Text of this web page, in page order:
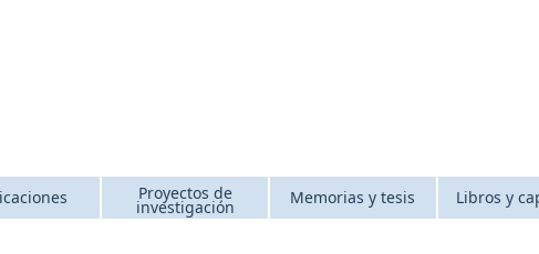
Proyectos de
investigación Memorias y tesis Libros y